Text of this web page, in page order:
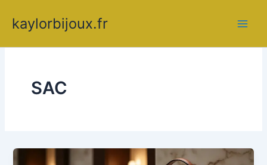
contenu
kaylorbijoux.fr
SAC